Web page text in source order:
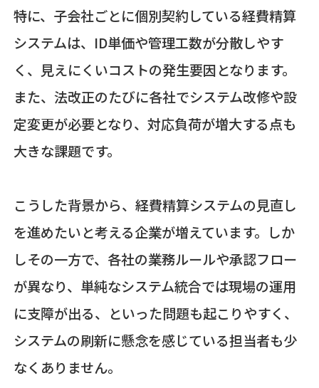
特に、子会社ごとに個別契約している経費精算
システムは、ID単価や管理工数が分散しやす
く、見えにくいコストの発生要因となります。
また、法改正のたびに各社でシステム改修や設
定変更が必要となり、対応負荷が増大する点も
大きな課題です。
こうした背景から、経費精算システムの見直し
を進めたいと考える企業が増えています。しか
しその一方で、各社の業務ルールや承認フロー
が異なり、単純なシステム統合では現場の運用
に支障が出る、といった問題も起こりやすく、
システムの刷新に懸念を感じている担当者も少
なくありません。